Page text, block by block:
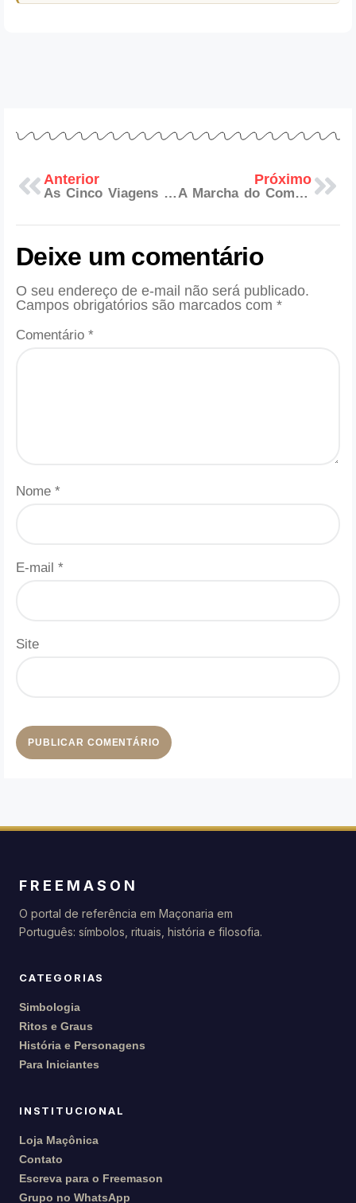
Anterior
As Cinco Viagens Simbólicas do Companheiro Maçom: Uma Jornada de Crescimento e Conhecimento
Próximo
A Marcha do Companheiro: Novos Passos em Direção à Luz e ao Conhecimento
Deixe um comentário
O seu endereço de e-mail não será publicado.
Campos obrigatórios são marcados com *
Comentário *
Nome *
E-mail *
Site
FREEMASON
O portal de referência em Maçonaria em
Português: símbolos, rituais, história e filosofia.
CATEGORIAS
Simbologia
Ritos e Graus
História e Personagens
Para Iniciantes
INSTITUCIONAL
Loja Maçônica
Contato
Escreva para o Freemason
Grupo no WhatsApp